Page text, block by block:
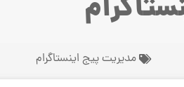
مدیریت پیج اینستاگرام